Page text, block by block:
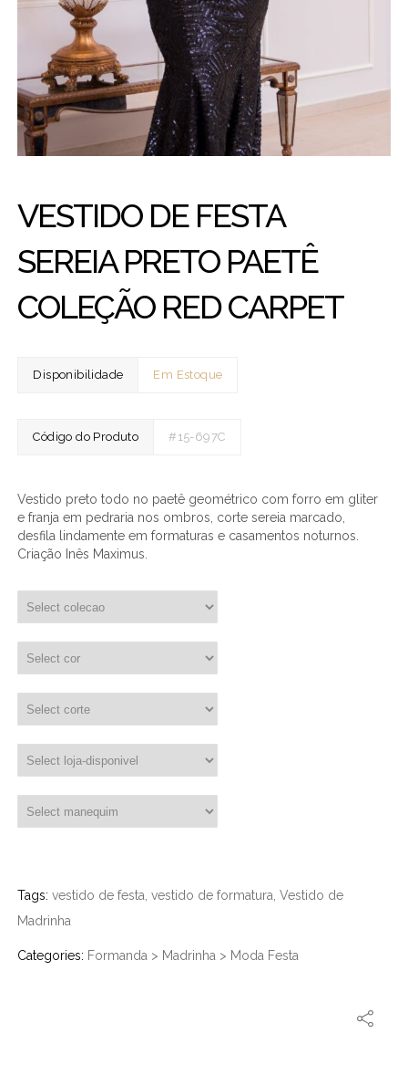
VESTIDO DE FESTA
SEREIA PRETO PAETÊ
COLEÇÃO RED CARPET
Disponibilidade Em Estoque
Código do Produto #15-697C
Vestido preto todo no paetê geométrico com forro em gliter
e franja em pedraria nos ombros, corte sereia marcado,
desfila lindamente em formaturas e casamentos noturnos.
Criação Inês Maximus.
Tags: vestido de festa ,vestido de formatura ,Vestido de
Madrinha
Categories: Formanda > Madrinha > Moda Festa